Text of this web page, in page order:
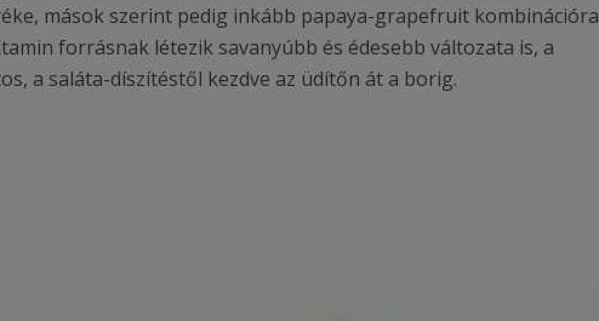
mások szerint pedig inkább papaya-grapefruit kombinációra
forrásnak létezik savanyúbb és édesebb változata is, a
a saláta-díszítéstől kezdve az üdítőn át a borig.